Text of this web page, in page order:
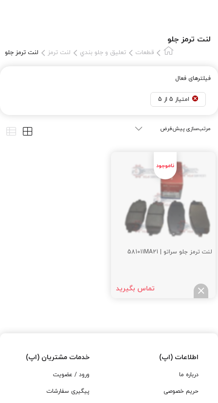
لنت ترمز جلو
قطعات تعلیق و جلو بندي لنت ترمز لنت ترمز جلو
فیلترهای فعال
امتیاز 5 از 5
لنت ترمز جلو سراتو | 581011MA21
تماس بگیرید
اطلاعات (اپ)
درباره ما
حریم خصوصی
خدمات مشتریان (اپ)
ورود / عضویت
پیگیری سفارشات